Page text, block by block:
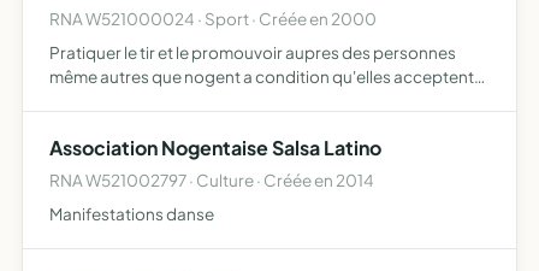
RNA W521000024 · Sport · Créée en 2000
Pratiquer le tir et le promouvoir aupres des personnes
même autres que nogent a condition qu'elles acceptent
Association Nogentaise Salsa Latino
RNA W521002797 · Culture · Créée en 2014
Manifestations danse